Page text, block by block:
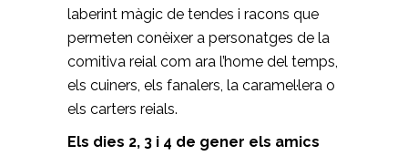
laberint màgic de tendes i racons que
permeten conèixer a personatges de la
comitiva reial com ara l’home del temps,
els cuiners, els fanalers, la caramel·lera o
els carters reials.
Els dies 2, 3 i 4 de gener els amics